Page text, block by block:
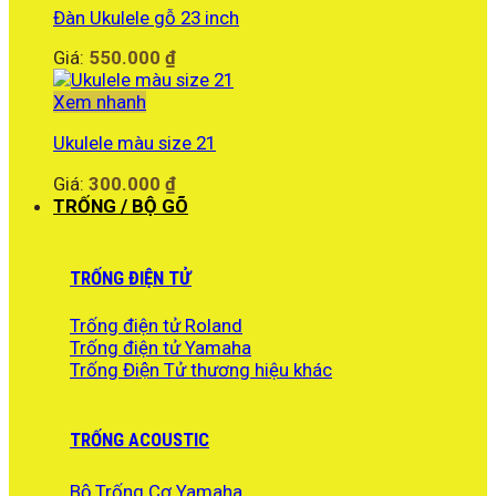
Đàn Ukulele gỗ 23 inch
Giá: 550.000 ₫
Xem nhanh
Ukulele màu size 21
Giá: 300.000 ₫
TRỐNG / BỘ GÕ
TRỐNG ĐIỆN TỬ
Trống điện tử Roland
Trống điện tử Yamaha
Trống Điện Tử thương hiệu khác
TRỐNG ACOUSTIC